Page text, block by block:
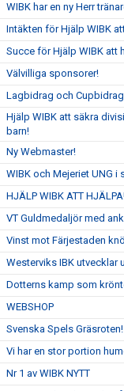
WIBK har en ny Herr
Intäkten för Hjälp WIBK
Succe för Hjälp WIBK att
Välvilliga sponsorer!
Lagbidrag och Cupbidrag
Hjälp WIBK att säkra
barn!
Ny Webmaster!
WIBK och Mejeriet UNG i
HJÄLP WIBK ATT
VT Guldmedaljör med
Vinst mot Färjestaden
Westerviks IBK utvecklar
Dotterns kamp som
WEBSHOP
Svenska Spels Gräsroten!
Vi har en stor portion
Nr 1 av WIBK NYTT